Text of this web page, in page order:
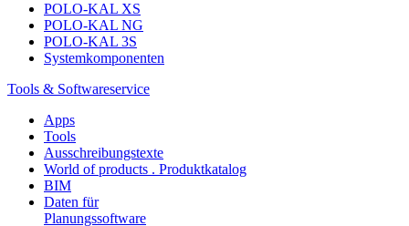
POLO-KAL XS
POLO-KAL NG
POLO-KAL 3S
Systemkomponenten
Tools & Softwareservice
Apps
Tools
Ausschreibungstexte
World of products . Produktkatalog
BIM
Daten für
Planungssoftware